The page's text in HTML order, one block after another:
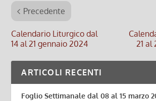
Precedente
Calendario Liturgico dal
14 al 21 gennaio 2024
21 al
ARTICOLI RECENTI
Foglio Settimanale dal 08 al 15 marzo